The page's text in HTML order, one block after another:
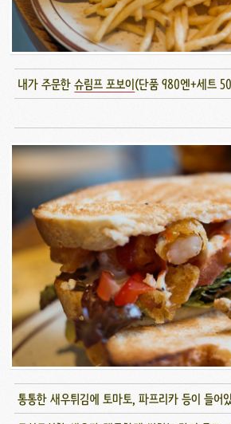
내가 주문한슈림프 포보이(단품 980엔+세트
통통한 새우튀김에 토마토, 파프리카 등이 들어